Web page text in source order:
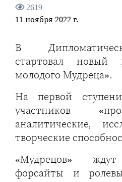
2619
11 ноября 2022 г.
В
стартовал
молодого Мудреца».
На первой
участников
аналитические,
творческие
«Мудрецов» ждут
форсайты и